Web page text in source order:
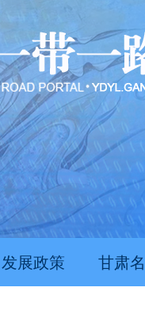
发展政策 甘肃